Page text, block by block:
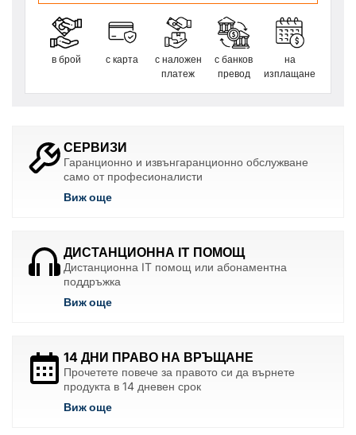
в брой с карта
с наложен
платеж
с банков
превод
на
изплащане
СЕРВИЗИ
Гаранционно и извънгаранционно обслужване
само от професионалисти
Виж още
ДИСТАНЦИОННА IT ПОМОЩ
Дистанционна IT помощ или абонаментна
поддръжка
Виж още
14 ДНИ ПРАВО НА ВРЪЩАНЕ
Прочетете повече за правото си да върнете
продукта в 14 дневен срок
Виж още